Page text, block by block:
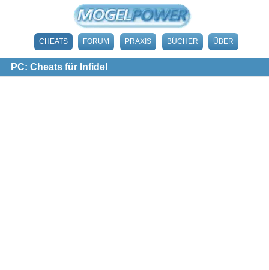
CHEATS FORUM PRAXIS BÜCHER ÜBER
PC: Cheats für Infidel